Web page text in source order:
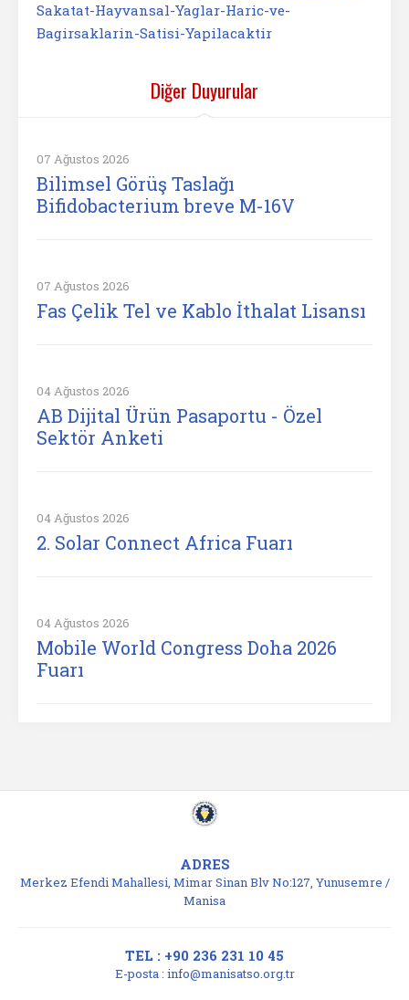
Sakatat-Hayvansal-Yaglar-Haric-ve-
Bagirsaklarin-Satisi-Yapilacaktir
Diğer Duyurular
07 Ağustos 2026
Bilimsel Görüş Taslağı
Bifidobacterium breve M-16V
07 Ağustos 2026
Fas Çelik Tel ve Kablo İthalat Lisansı
04 Ağustos 2026
AB Dijital Ürün Pasaportu - Özel
Sektör Anketi
04 Ağustos 2026
2. Solar Connect Africa Fuarı
04 Ağustos 2026
Mobile World Congress Doha 2026
Fuarı
ADRES
Merkez Efendi Mahallesi, Mimar Sinan Blv No:127, Yunusemre /
Manisa
TEL : +90 236 231 10 45
E-posta : info@manisatso.org.tr